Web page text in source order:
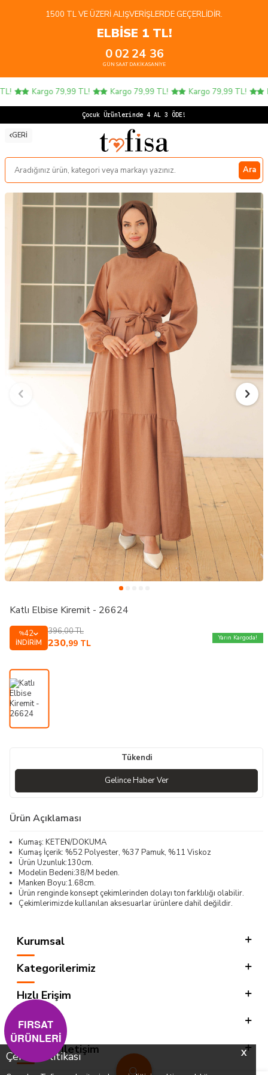
X
Çerez Politikası
1500 TL VE ÜZERI ALIŞVERIŞLERDE GEÇERLIDIR.
ELBİSE 1 TL!
0
GÜN
02
SAAT
24
DAKIKA
36
SANIYE
Kargo 79,99 TL! Kargo 79,99 TL! Kargo 79,99 TL!
Çocuk Ürünlerinde 4 AL 3 ÖDE!
GERI
Ara
Katlı Elbise Kiremit - 26624
%42
İNDIRIM
396,00TL
230,99 TL
Yarın Kargoda!
Tükendi
Gelince Haber Ver
Ürün Açıklaması
Kumaş: KETEN/DOKUMA
Kumaş İçerik: %52 Polyester, %37 Pamuk, %11 Viskoz
Ürün Uzunluk:130cm.
Modelin Bedeni:38/M beden.
Manken Boyu:1.68cm.
Ürün renginde konsept çekimlerinden dolayı ton farklılığı olabilir.
Çekimlerimizde kullanılan aksesuarlar ürünlere dahil değildir.
Kurumsal
Kategorilerimiz
Hızlı Erişim
Sosyal
Adres & İletişim
FIRSAT
ÜRÜNLERİ